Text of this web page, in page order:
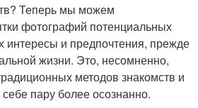
Теперь мы можем
фотографий потенциальных
интересы и предпочтения, прежде
жизни. Это, несомненно,
методов знакомств и
пару более осознанно.